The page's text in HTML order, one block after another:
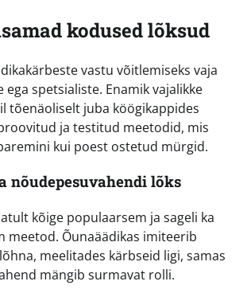
kodused lõksud
vastu võitlemiseks vaja
ega spetsialiste. Enamik vajalikke
tõenäoliselt juba köögikappides
ja testitud meetodid, mis
kui poest ostetud mürgid.
nõudepesuvahendi lõks
kõige populaarsem ja sageli ka
meetod. Õunaäädikas imiteerib
meelitades kärbseid ligi, samas
mängib surmavat rolli.